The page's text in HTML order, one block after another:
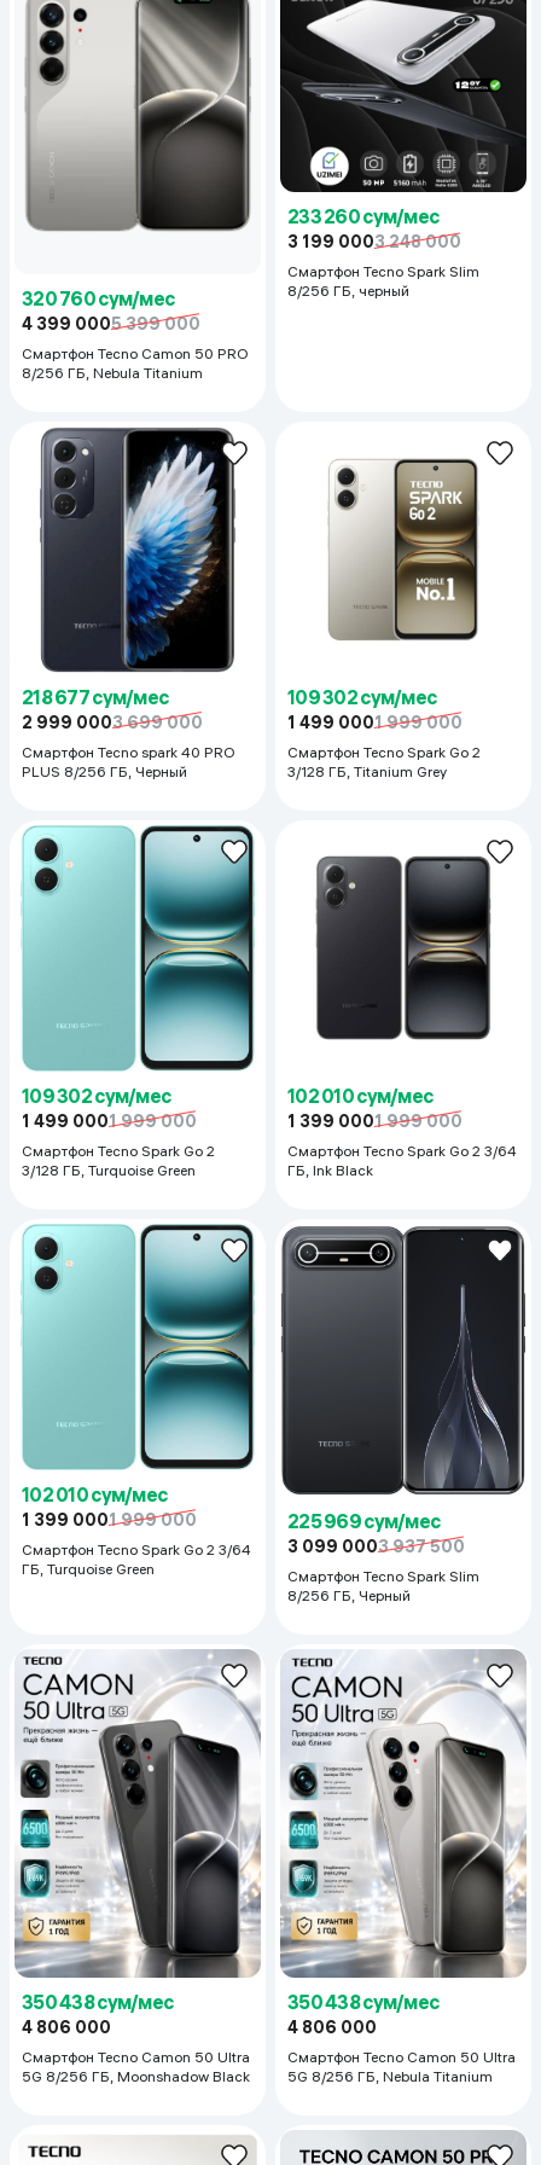
320 760 сум/мес
4 399 0005 399 000
Смартфон Tecno Camon 50 PRO
8/256 ГБ, Nebula Titanium
233 260 сум/мес
3 199 0003 248 000
Смартфон Tecno Spark Slim
8/256 ГБ, черный
218 677 сум/мес
2 999 0003 699 000
Смартфон Tecno spark 40 PRO
PLUS 8/256 ГБ, Черный
109 302 сум/мес
1 499 0001 999 000
Смартфон Tecno Spark Go 2
3/128 ГБ, Titanium Grey
109 302 сум/мес
1 499 0001 999 000
Смартфон Tecno Spark Go 2
3/128 ГБ, Turquoise Green
102 010 сум/мес
1 399 0001 999 000
Смартфон Tecno Spark Go 2 3/64
ГБ, Ink Black
102 010 сум/мес
1 399 0001 999 000
Смартфон Tecno Spark Go 2 3/64
ГБ, Turquoise Green
225 969 сум/мес
3 099 0003 937 500
Смартфон Tecno Spark Slim
8/256 ГБ, Черный
350 438 сум/мес
4 806 000
Смартфон Tecno Camon 50 Ultra
5G 8/256 ГБ, Moonshadow Black
350 438 сум/мес
4 806 000
Смартфон Tecno Camon 50 Ultra
5G 8/256 ГБ, Nebula Titanium